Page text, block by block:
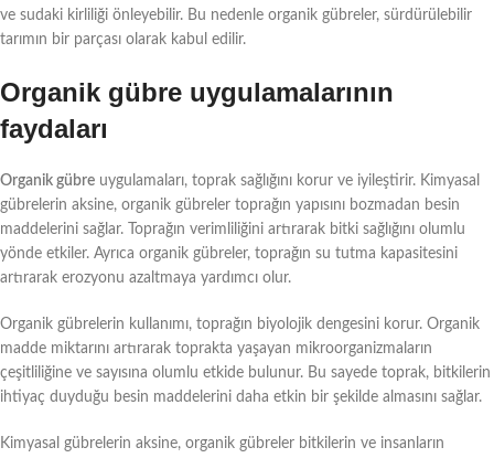
ve sudaki kirliliği önleyebilir. Bu nedenle organik gübreler, sürdürülebilir
tarımın bir parçası olarak kabul edilir.
Organik gübre uygulamalarının
faydaları
Organik gübre uygulamaları, toprak sağlığını korur ve iyileştirir. Kimyasal
gübrelerin aksine, organik gübreler toprağın yapısını bozmadan besin
maddelerini sağlar. Toprağın verimliliğini artırarak bitki sağlığını olumlu
yönde etkiler. Ayrıca organik gübreler, toprağın su tutma kapasitesini
artırarak erozyonu azaltmaya yardımcı olur.
Organik gübrelerin kullanımı, toprağın biyolojik dengesini korur. Organik
madde miktarını artırarak toprakta yaşayan mikroorganizmaların
çeşitliliğine ve sayısına olumlu etkide bulunur. Bu sayede toprak, bitkilerin
ihtiyaç duyduğu besin maddelerini daha etkin bir şekilde almasını sağlar.
Kimyasal gübrelerin aksine, organik gübreler bitkilerin ve insanların